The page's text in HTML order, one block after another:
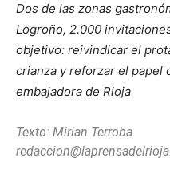
Dos de las zonas
Logroño, 2.000
objetivo: reivindicar el
crianza y reforzar el papel
embajadora de Rioja
Texto: Mirian Terroba